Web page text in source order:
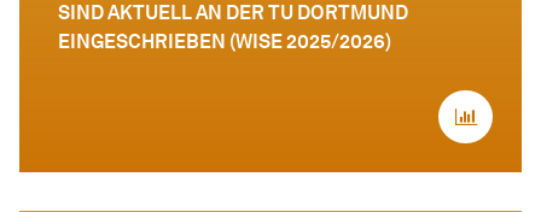
SIND AKTUELL AN DER TU DORTMUND
EINGESCHRIEBEN (WISE 2025/2026)